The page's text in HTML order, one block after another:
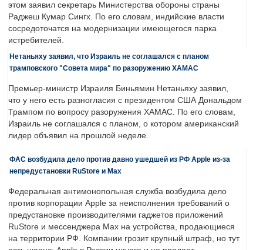
этом заявил секретарь Министерства обороны страны
Раджеш Кумар Сингх. По его словам, индийские власти
сосредоточатся на модернизации имеющегося парка
истребителей.
Нетаньяху заявил, что Израиль не соглашался с планом
трамповского "Совета мира" по разоружению ХАМАС
Премьер-министр Израиля Биньямин Нетаньяху заявил,
что у него есть разногласия с президентом США Дональдом
Трампом по вопросу разоружения ХАМАС. По его словам,
Израиль не соглашался с планом, о котором американский
лидер объявил на прошлой неделе.
ФАС возбудила дело против давно ушедшей из РФ Apple из-за
непредустановки RuStore и Max
Федеральная антимонопольная служба возбудила дело
против корпорации Apple за неисполнения требований о
предустановке производителями гаджетов приложений
RuStore и мессенджера Max на устройства, продающиеся
на территории РФ. Компании грозит крупный штраф, но тут